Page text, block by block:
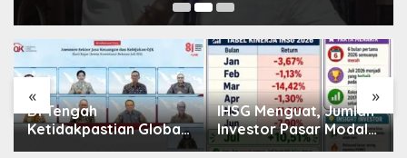
« »
Di Tengah
Ketidakpastian Global,
OJK Pastikan
IHSG Menguat, Jumlah
Investor Pasar Modal
Tembus 30 Juta per